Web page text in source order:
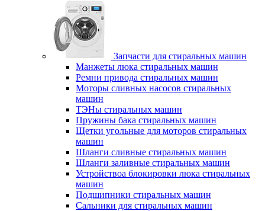
Запчасти для стиральных машин
Манжеты люка стиральных машин
Ремни привода стиральных машин
Моторы сливных насосов стиральных
машин
ТЭНы стиральных машин
Пружины бака стиральных машин
Щетки угольные для моторов стиральных
машин
Шланги сливные стиральных машин
Шланги заливные стиральных машин
Устройствоа блокировки люка стиральных
машин
Подшипники стиральных машин
Сальники для стиральных машин